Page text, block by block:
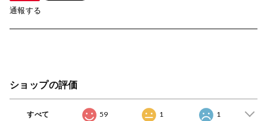
通報する
ショップの評価
すべて 59 1 1